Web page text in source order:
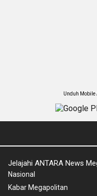
Unduh Mobile
Jelajahi ANTARA News
Nasional
Kabar Megapolitan